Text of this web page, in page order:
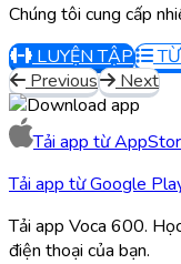
Chúng tôi cung cấp
LUYỆN TẬP
Previous
Next
Tải app từ
Tải app từGoogle
Tải app Voca 600.
điện thoại của bạn.